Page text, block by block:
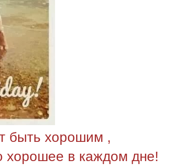
быть хорошим ,
хорошее в каждом дне!